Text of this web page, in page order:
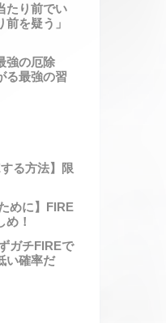
たり前でい
を疑う」
強の厄除
る最強の習
る方法】限
めに】FIRE
！
ガチFIREで
い確率だ